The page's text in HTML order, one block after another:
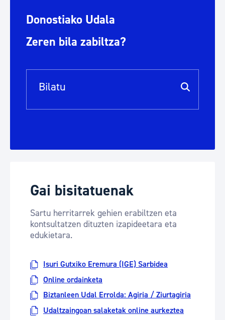
Donostiako Udala
Zeren bila zabiltza?
Bilaketa barra
Gai bisitatuenak
Sartu herritarrek gehien erabiltzen eta
kontsultatzen dituzten izapideetara eta
edukietara.
Isuri Gutxiko Eremura (IGE) Sarbidea
Online ordainketa
Biztanleen Udal Errolda: Agiria / Ziurtagiria
Udaltzaingoan salaketak online aurkeztea